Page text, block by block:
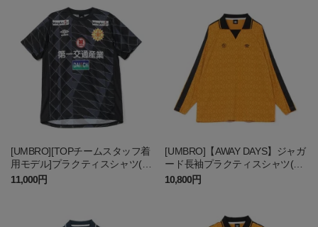
[UMBRO][TOPチームスタッフ着
用モデル]プラクティスシャツ(半
袖)
11,000円
[UMBRO]【AWAY DAYS】ジャガ
ード長袖プラクティスシャツ(ギ
ラヴァンツ刺繍加工)
10,800円